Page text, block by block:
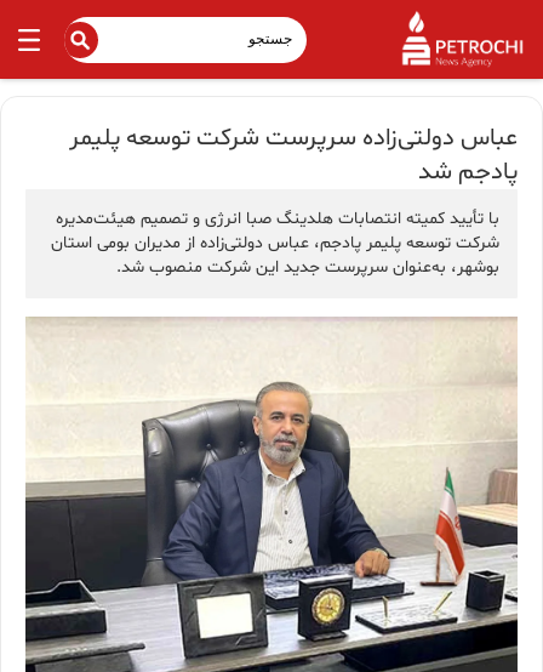
عباس دولتی‌زاده سرپرست شرکت توسعه پلیمر
پادجم شد
با تأیید کمیته انتصابات هلدینگ صبا انرژی و تصمیم هیئت‌مدیره
شرکت توسعه پلیمر پادجم، عباس دولتی‌زاده از مدیران بومی استان
بوشهر، به‌عنوان سرپرست جدید این شرکت منصوب شد.